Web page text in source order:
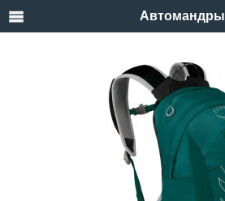
Автомандры